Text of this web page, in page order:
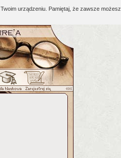
urządzeniu. Pamiętaj, że zawsze możesz